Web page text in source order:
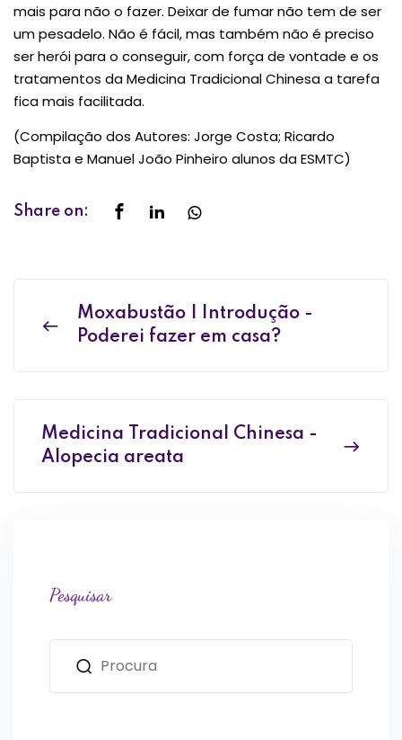
mais para não o fazer. Deixar de fumar não tem de ser
um pesadelo. Não é fácil, mas também não é preciso
ser herói para o conseguir, com força de vontade e os
tratamentos da Medicina Tradicional Chinesa a tarefa
fica mais facilitada.
(Compilação dos Autores: Jorge Costa; Ricardo
Baptista e Manuel João Pinheiro alunos da ESMTC)
Share on:
Moxabustão | Introdução -
Poderei fazer em casa?
Medicina Tradicional Chinesa -
Alopecia areata
Pesquisar